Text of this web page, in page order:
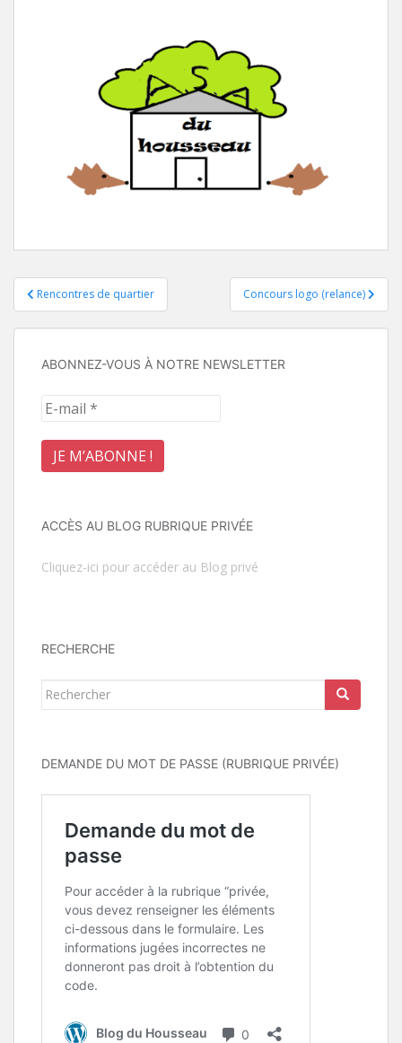
Navigation
de
l’article
Rencontres de quartier Concours logo (relance)
ABONNEZ-VOUS À NOTRE NEWSLETTER
ACCÈS AU BLOG RUBRIQUE PRIVÉE
Cliquez-ici pour accéder au Blog privé
RECHERCHE
Rechercher...
DEMANDE DU MOT DE PASSE (RUBRIQUE PRIVÉE)